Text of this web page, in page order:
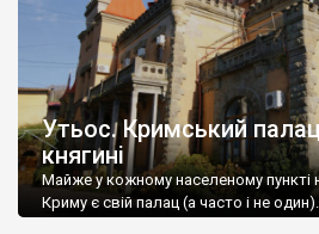
Утьос. Кримський палац
княгині
Майже у кожному населеному пункті
Криму є свій палац (а часто і не один).